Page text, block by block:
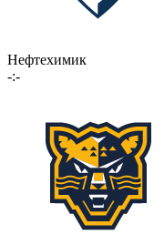
Нефтехимик
-:-